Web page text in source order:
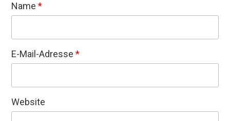
Name*
E-Mail-Adresse*
Website